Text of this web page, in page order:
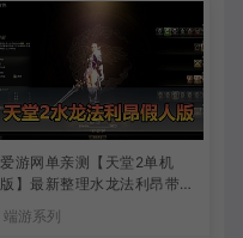
爱游网单亲测【天堂2单机
版】最新整理水龙法利昂带假
人商业端制作单机 内置多功
能GM控制台 可发物品装备
端游系列